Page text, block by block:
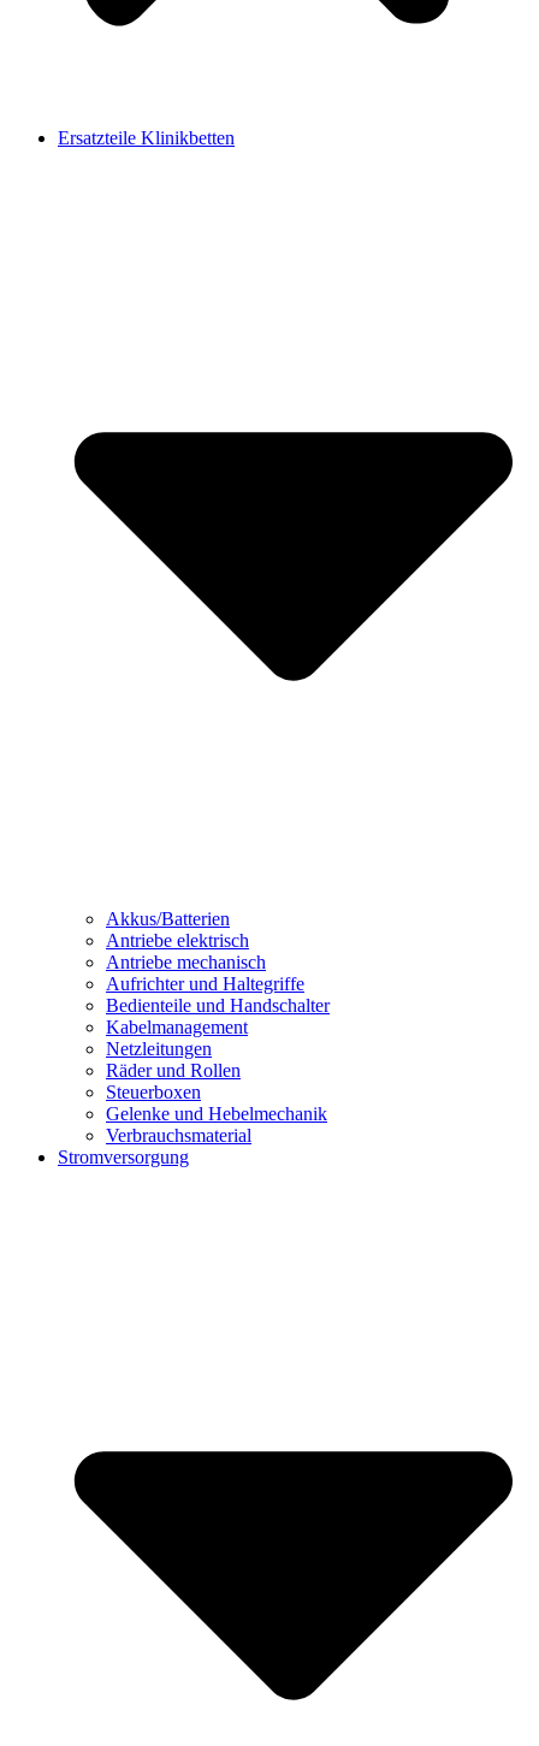
Ersatzteile Klinikbetten
Akkus/Batterien
Antriebe elektrisch
Antriebe mechanisch
Aufrichter und Haltegriffe
Bedienteile und Handschalter
Kabelmanagement
Netzleitungen
Räder und Rollen
Steuerboxen
Gelenke und Hebelmechanik
Verbrauchsmaterial
Stromversorgung